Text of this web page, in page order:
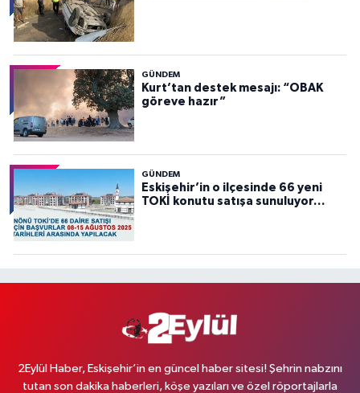
GÜNDEM
Kurt’tan destek mesajı: “OBAK
göreve hazır”
GÜNDEM
Eskişehir’in o ilçesinde 66 yeni
TOKİ konutu satışa sunuluyor…
2Eylül Haber, Eskişehir’in en güncel haber sitesi! Şehrin nabzını
tutan son dakika haberleri, köşe yazıları ve özel röportajlarla